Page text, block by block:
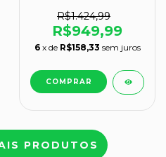
R$1.424,99
R$949,99
6 x de R$158,33 sem juros
PRODUTOS